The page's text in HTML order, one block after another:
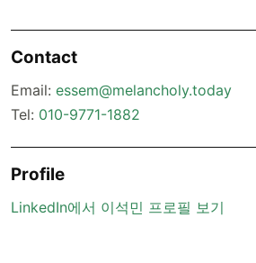
Contact
Email: essem@melancholy.today
Tel: 010-9771-1882
Profile
LinkedIn에서 이석민 프로필 보기